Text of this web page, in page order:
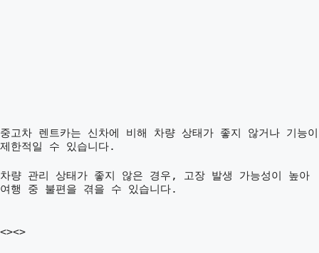
중고차 렌트카는 신차에 비해 차량 상태가 좋지 않거나 기능이
제한적일 수 있습니다.
차량 관리 상태가 좋지 않은 경우, 고장 발생 가능성이 높아
여행 중 불편을 겪을 수 있습니다.
<><>